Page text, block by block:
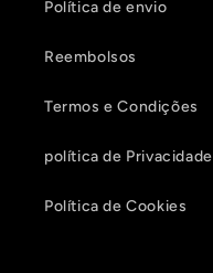
Política de envio
Reembolsos
Termos e Condições
política de Privacidade
Política de Cookies